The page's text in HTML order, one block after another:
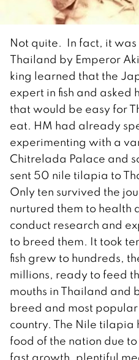
Not quite. In fact, it
Thailand by Emperor
king learned that the
expert in fish and asked
that would be easy for
eat. HM had already
experimenting with a
Chitrelada Palace and
sent 50 nile tilapia to
Only ten survived the
nurtured them to health
conduct research and
to breed them. It took
fish grew to hundreds,
millions, ready to feed
mouths in Thailand and
breed and most
country. The Nile tilapia
food of the nation due